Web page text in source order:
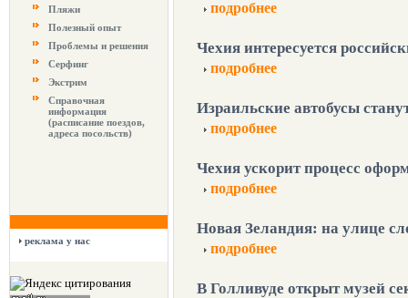
Пляжи
Полезный опыт
Проблемы и решения
Серфинг
Экстрим
Справочная
информация
(расписание поездов,
адреса посольств)
реклама у нас
подробнее
Чехия интересуется
подробнее
Израильские автобусы
подробнее
Чехия ускорит процесс
подробнее
Новая Зеландия: на улице
подробнее
В Голливуде открыт музей